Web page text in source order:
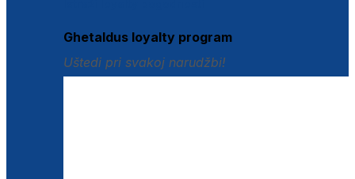
Ghetaldus loyalty program
Uštedi pri svakoj narudžbi!